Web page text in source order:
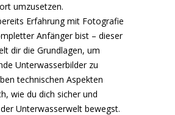
umzusetzen.
Erfahrung mit Fotografie
Anfänger bist – dieser
dir die Grundlagen, um
Unterwasserbilder zu
technischen Aspekten
wie du dich sicher und
Unterwasserwelt bewegst.